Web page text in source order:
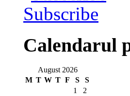
Subscribe
Calendarul
August 2026
M T W T F S
S
1
2